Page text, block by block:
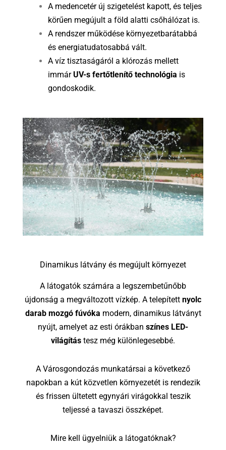
A medencetér új szigetelést kapott, és teljes
körűen megújult a föld alatti csőhálózat is.
A rendszer működése környezetbarátabbá
és energiatudatosabbá vált.
A víz tisztaságáról a klórozás mellett
immárUV-s fertőtlenítő technológia is
gondoskodik.
Dinamikus látvány és megújult környezet
A látogatók számára a legszembetűnőbb
újdonság a megváltozott vízkép. A telepített nyolc
darab mozgó fúvóka modern, dinamikus látványt
nyújt, amelyet az esti órákban színes LED-
világítás tesz még különlegesebbé.
A Városgondozás munkatársai a következő
napokban a kút közvetlen környezetét is rendezik
és frissen ültetett egynyári virágokkal teszik
teljessé a tavaszi összképet.
Mire kell ügyelniük a látogatóknak?